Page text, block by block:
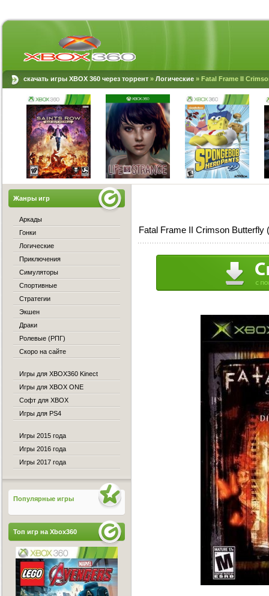
скачать игры XBOX 360 через торрент » Логические » Fatal Frame II
Fatal Frame II Crimson Butterfly
Жанры игр
Аркады
Гонки
Логические
Приключения
Симуляторы
Спортивные
Стратегии
Экшен
Драки
Ролевые (РПГ)
Скоро на сайте
Игры для XBOX360 Kinect
Игры для XBOX ONE
Софт для XBOX
Игры для PS4
Игры 2015 года
Игры 2016 года
Игры 2017 года
Популярные игры
Топ игр на Xbox360